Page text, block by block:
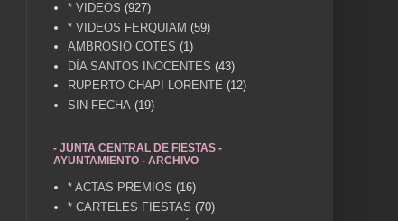
* VIDEOS (927)
* VIDEOS FERQUIAM (59)
AMBROSIO COTES (1)
DÍA SANTOS INOCENTES (43)
RUPERTO CHAPI LORENTE (12)
SIN FECHA (19)
- JUNTA CENTRAL DE FIESTAS -
AYUNTAMIENTO - ARCHIVO
* ACTAS PREMIOS (16)
* CARTELES FIESTAS (70)